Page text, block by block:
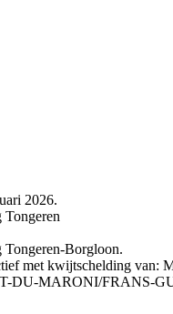
2026.
Tongeren
Tongeren-Borgloon.
met kwijtschelding
DU-MARONI/FRANS-